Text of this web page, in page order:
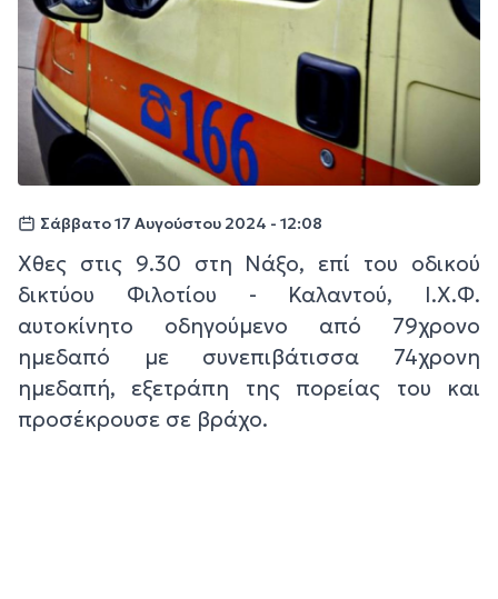
Σάββατο 17 Αυγούστου 2024 - 12:08
Χθες στις 9.30 στη Νάξο, επί του οδικού
δικτύου Φιλοτίου - Καλαντού, Ι.Χ.Φ.
αυτοκίνητο οδηγούμενο από 79χρονο
ημεδαπό με συνεπιβάτισσα 74χρονη
ημεδαπή, εξετράπη της πορείας του και
προσέκρουσε σε βράχο.